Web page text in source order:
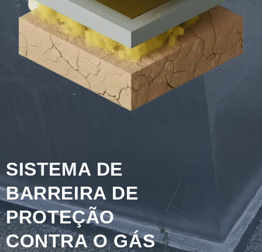
SISTEMA DE
BARREIRA DE
PROTEÇÃO
CONTRA O GÁS